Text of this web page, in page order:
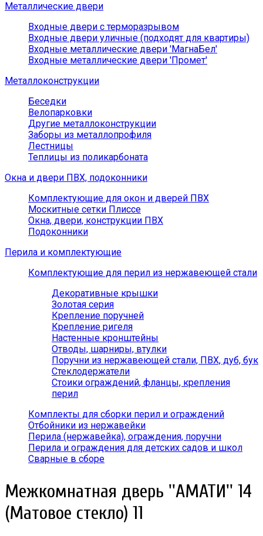
Металлические двери
Входные двери с терморазрывом
Входные двери уличные (подходят для квартиры)
Входные металлические двери 'МагнаБел'
Входные металлические двери 'Промет'
Металлоконструкции
Беседки
Велопарковки
Другие металлоконструкции
Заборы из металлопрофиля
Лестницы
Теплицы из поликарбоната
Окна и двери ПВХ, подоконники
Комплектующие для окон и дверей ПВХ
Москитные сетки Плиссе
Окна, двери, конструкции ПВХ
Подоконники
Перила и комплектующие
Комплектующие для перил из нержавеющей стали
Декоративные крышки
Золотая серия
Крепление поручней
Крепление ригеля
Настенные кронштейны
Отводы, шарниры, втулки
Поручни из нержавеющей стали, ПВХ, дуб, бук
Стеклодержатели
Стоики ограждений, фланцы, крепления
перил
Комплекты для сборки перил и ограждений
Отбойники из нержавейки
Перила (нержавейка), ограждения, поручни
Перила и ограждения для детских садов и школ
Сварные в сборе
Межкомнатная дверь ''АМАТИ'' 14
(Матовое стекло) 11